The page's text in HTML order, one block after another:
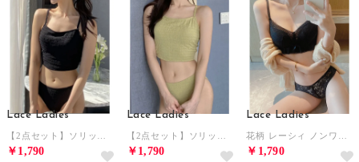
Lace Ladies
￥1,790
Lace Ladies
￥1,790
Lace Ladies
￥1,790